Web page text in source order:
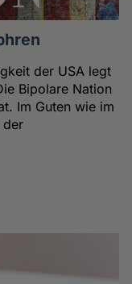
der USA legt
Bipolare Nation
Im Guten wie im
der